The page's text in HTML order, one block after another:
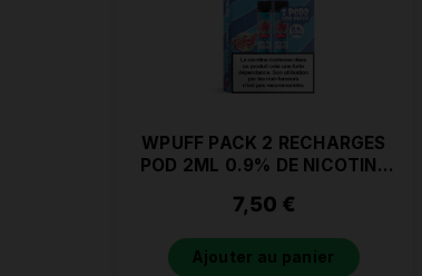
WPUFF PACK 2 RECHARGES
POD 2ML 0.9% DE NICOTINE
7,50 €
Ajouter au panier